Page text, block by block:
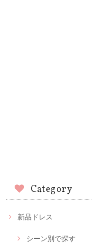
Category
新品ドレス
シーン別で探す